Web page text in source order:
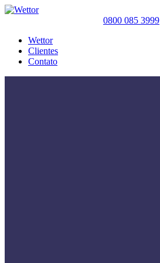
0800 085 3999
Wettor
Clientes
Contato